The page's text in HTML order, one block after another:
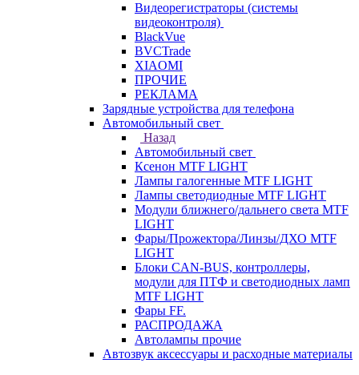
Видеорегистраторы (системы
видеоконтроля)
BlackVue
BVCTrade
XIAOMI
ПРОЧИЕ
РЕКЛАМА
Зарядные устройства для телефона
Автомобильный свет
Назад
Автомобильный свет
Ксенон MTF LIGHT
Лампы галогенные MTF LIGHT
Лампы светодиодные MTF LIGHT
Модули ближнего/дальнего света MTF
LIGHT
Фары/Прожектора/Линзы/ДХО MTF
LIGHT
Блоки CAN-BUS, контроллеры,
модули для ПТФ и светодиодных ламп
MTF LIGHT
Фары FF.
РАСПРОДАЖА
Автолампы прочие
Автозвук аксессуары и расходные материалы